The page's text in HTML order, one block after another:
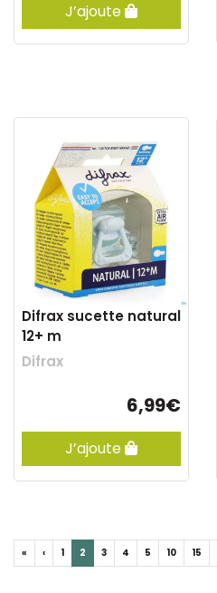
J’ajoute
Difrax sucette natural
12+ m
Difrax
6,99€
J’ajoute
« ‹ 1 2 3 4 5 10 15